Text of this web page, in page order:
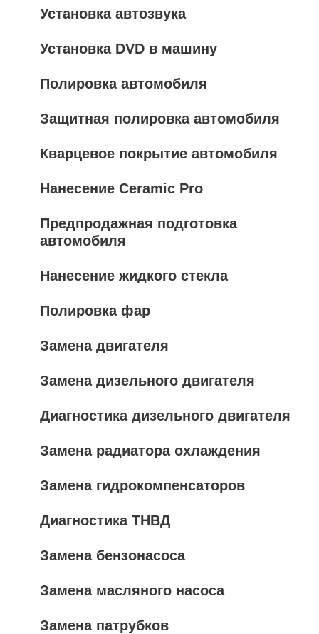
Установка автозвука
Установка DVD в машину
Полировка автомобиля
Защитная полировка автомобиля
Кварцевое покрытие автомобиля
Нанесение Ceramic Pro
Предпродажная подготовка
автомобиля
Нанесение жидкого стекла
Полировка фар
Замена двигателя
Замена дизельного двигателя
Диагностика дизельного двигателя
Замена радиатора охлаждения
Замена гидрокомпенсаторов
Диагностика ТНВД
Замена бензонасоса
Замена масляного насоса
Замена патрубков